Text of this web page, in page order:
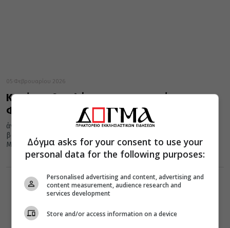
05 Φεβρουαρίου 2026
Κοπή της βασιλόπιτας του Γενικού
Φιλοπτώχου Ταμείου Καρδίτσας
άνθρωπο πραγματοποιήθηκε η ετήσια εκδήλωση κοπής της
βασιλόπιτας του Γενικού Φιλοπτώχου Ταμείου της Ιεράς
Μητρόπολης Θεσσαλιώτιδος και Φαναριοφερσάλων, το...
Δόγμα asks for your consent to use your
personal data for the following purposes:
Personalised advertising and content, advertising and
content measurement, audience research and
services development
Store and/or access information on a device